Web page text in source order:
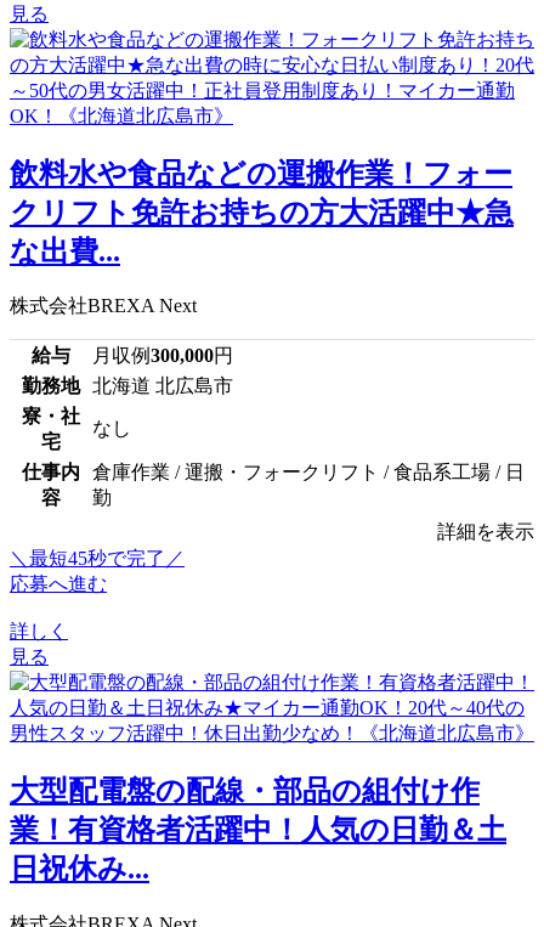
見る
飲料水や食品などの運搬作業！フォー
クリフト免許お持ちの方大活躍中★急
な出費...
株式会社BREXA Next
給与 月収例300,000円
勤務地
北海道 北広島市
寮・社
宅
なし
仕事内
容
倉庫作業 / 運搬・フォークリフト / 食品系工場 / 日
勤
詳細を表示
＼最短45秒で完了／
応募へ進む
詳しく
見る
大型配電盤の配線・部品の組付け作
業！有資格者活躍中！人気の日勤＆土
日祝休み...